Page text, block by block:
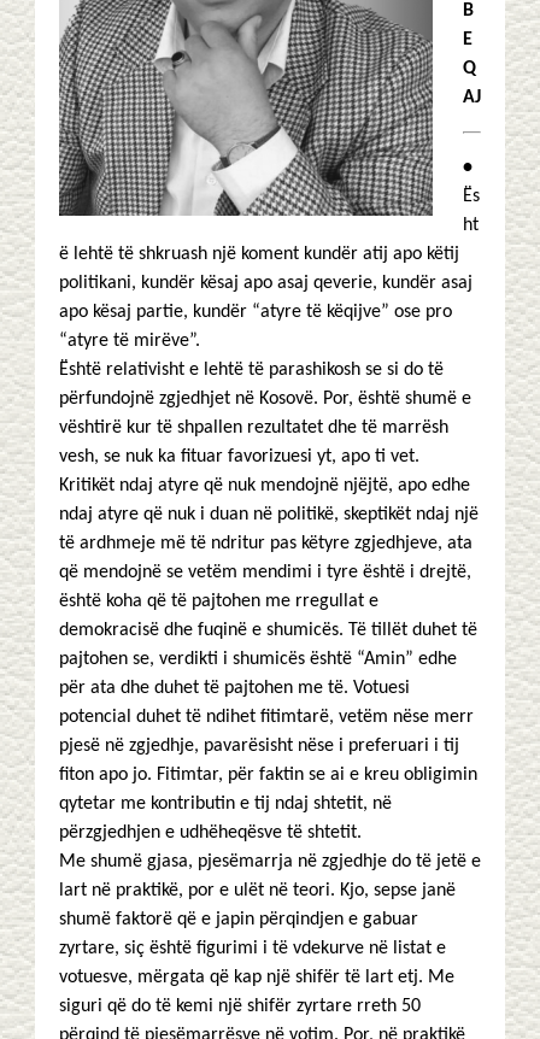
B
E
Q
AJ
•
Ës
ht
ë lehtë të shkruash një koment kundër atij apo këtij
politikani, kundër kësaj apo asaj qeverie, kundër asaj
apo kësaj partie, kundër “atyre të këqijve” ose pro
“atyre të mirëve”.
Është relativisht e lehtë të parashikosh se si do të
përfundojnë zgjedhjet në Kosovë. Por, është shumë e
vështirë kur të shpallen rezultatet dhe të marrësh
vesh, se nuk ka fituar favorizuesi yt, apo ti vet.
Kritikët ndaj atyre që nuk mendojnë njëjtë, apo edhe
ndaj atyre që nuk i duan në politikë, skeptikët ndaj një
të ardhmeje më të ndritur pas këtyre zgjedhjeve, ata
që mendojnë se vetëm mendimi i tyre është i drejtë,
është koha që të pajtohen me rregullat e
demokracisë dhe fuqinë e shumicës. Të tillët duhet të
pajtohen se, verdikti i shumicës është “Amin” edhe
për ata dhe duhet të pajtohen me të. Votuesi
potencial duhet të ndihet fitimtarë, vetëm nëse merr
pjesë në zgjedhje, pavarësisht nëse i preferuari i tij
fiton apo jo. Fitimtar, për faktin se ai e kreu obligimin
qytetar me kontributin e tij ndaj shtetit, në
përzgjedhjen e udhëheqësve të shtetit.
Me shumë gjasa, pjesëmarrja në zgjedhje do të jetë e
lart në praktikë, por e ulët në teori. Kjo, sepse janë
shumë faktorë që e japin përqindjen e gabuar
zyrtare, siç është figurimi i të vdekurve në listat e
votuesve, mërgata që kap një shifër të lart etj. Me
siguri që do të kemi një shifër zyrtare rreth 50